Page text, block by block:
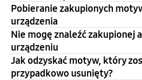
Pobieranie zakupionych
urządzenia
Nie mogę znaleźć zakupionej
urządzeniu
Jak odzyskać motyw, który
przypadkowo usunięty?